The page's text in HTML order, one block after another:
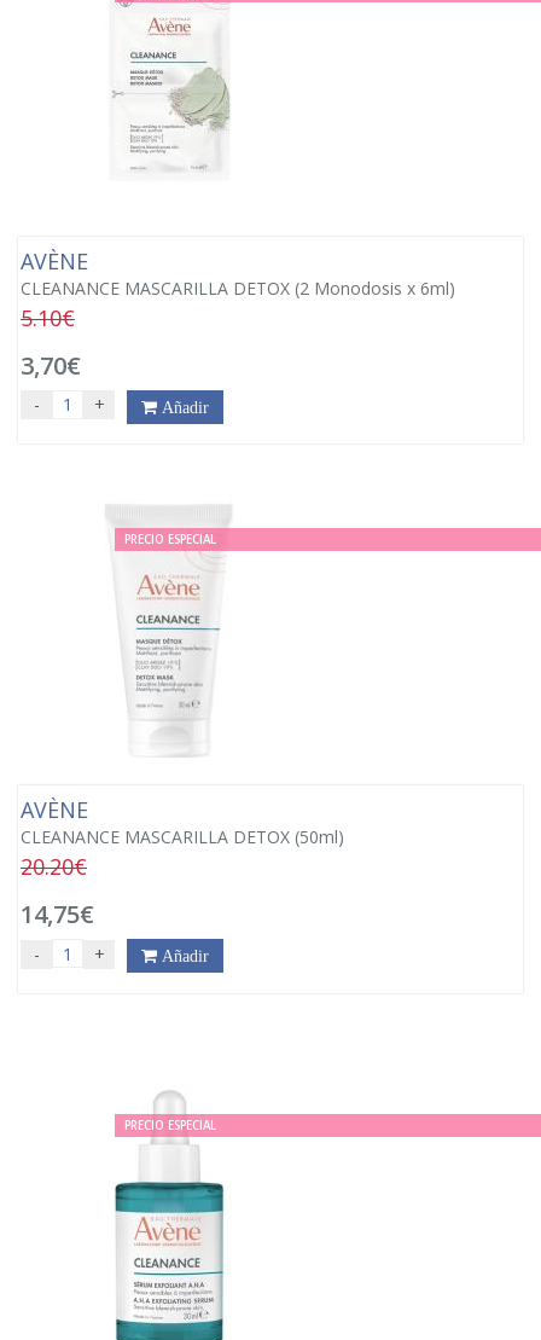
AVÈNE
CLEANANCE MASCARILLA DETOX (2 Monodosis x 6ml)
5.10€
3,70€
- + Añadir
PRECIO ESPECIAL
AVÈNE
CLEANANCE MASCARILLA DETOX (50ml)
20.20€
14,75€
- + Añadir
PRECIO ESPECIAL